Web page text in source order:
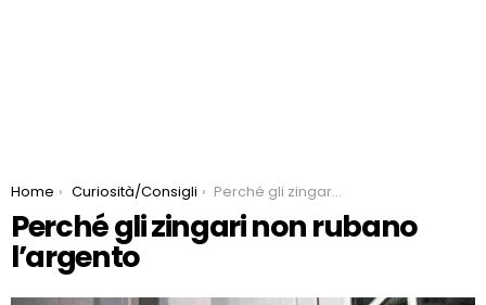
You are here:
Home Curiosità/Consigli Perché gli zingari non rubano l’argento
Perché gli zingari non rubano
l’argento